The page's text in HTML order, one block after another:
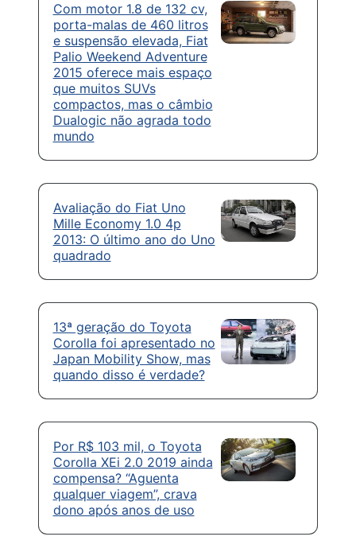
Com motor 1.8 de 132 cv,
porta-malas de 460 litros
e suspensão elevada, Fiat
Palio Weekend Adventure
2015 oferece mais espaço
que muitos SUVs
compactos, mas o câmbio
Dualogic não agrada todo
mundo
Avaliação do Fiat Uno
Mille Economy 1.0 4p
2013: O último ano do Uno
quadrado
13ª geração do Toyota
Corolla foi apresentado no
Japan Mobility Show, mas
quando disso é verdade?
Por R$ 103 mil, o Toyota
Corolla XEi 2.0 2019 ainda
compensa? “Aguenta
qualquer viagem”, crava
dono após anos de uso